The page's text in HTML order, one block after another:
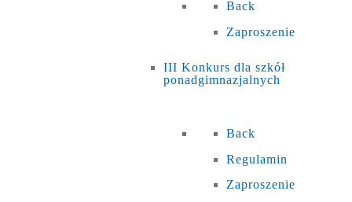
Back
Zaproszenie
III Konkurs dla szkół
ponadgimnazjalnych
Back
Regulamin
Zaproszenie